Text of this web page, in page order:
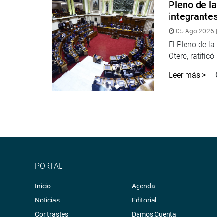
Pleno de
05 Ago 2026
El Pleno de
Otero, ratificó
Leer más >
PORTAL
Inicio
Noticias
Contrastes
Agenda
Editorial
Damos Cuenta